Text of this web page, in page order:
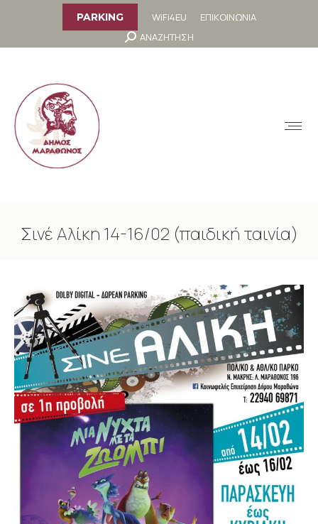
PARKING WiFi4EU
ΕΠΙΚΟΙΝΩΝΙΑ
Search:
ΑΝΑΖΗΤΗΣΗ
Σινέ Αλίκη 14-16/02 (παιδική ταινία)